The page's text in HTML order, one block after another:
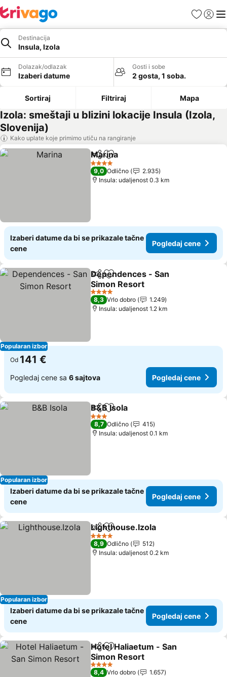
FavoritiPrijavi
Destinacija
Insula, Izola
Dolazak/odlazak
Izaberi datume
Gosti i sobe
2 gosta, 1 soba.
Sortiraj Filtriraj Mapa
Izola: smeštaji u blizini lokacije Insula (Izola,
Slovenija)
Kako uplate koje primimo utiču na rangiranje
Deli Dodati u favorite
Marina
4 Zvezdice
9,0 Odlično
2.935
Insula: udaljenost 0.3 km
Izaberi datume da bi se prikazale tačne
cene
Pogledaj cene
Popularan izbor
Deli Dodati u favorite
Dependences - San
Simon Resort
Pogledaj cene
4 Zvezdice
8,3 Vrlo dobro
1.249
Insula: udaljenost 1.2 km
Od 141 €
Pogledaj cene sa 6 sajtova Pogledaj cene
Popularan izbor
Deli Dodati u favorite
B&B Isola
3 Zvezdice
8,7 Odlično
415
Insula: udaljenost 0.1 km
Izaberi datume da bi se prikazale tačne
cene
Pogledaj cene
Popularan izbor
Deli Dodati u favorite
Lighthouse.Izola
4 Zvezdice
8,9 Odlično
512
Insula: udaljenost 0.2 km
Izaberi datume da bi se prikazale tačne
cene
Pogledaj cene
Deli Dodati u favorite
Hotel Haliaetum - San
Simon Resort
Pogledaj cene
4 Zvezdice
8,4 Vrlo dobro
1.657